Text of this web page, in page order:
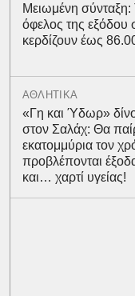
Μειωμένη
όφελος της εξόδου
κερδίζουν έως
ΑΘΛΗΤΙΚΑ
«Γη και Ύδωρ»
στον Σαλάχ: Θα
εκατομμύρια τον
προβλέπονται
και… χαρτί υγείας!